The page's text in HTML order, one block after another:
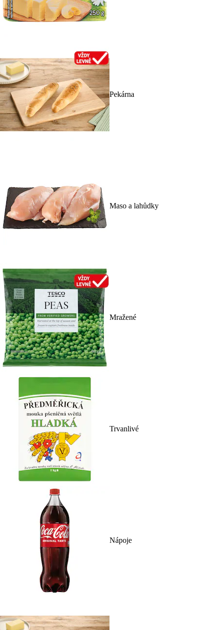
Pekárna
Maso a lahůdky
Mražené
Trvanlivé
Nápoje